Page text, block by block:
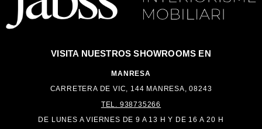
VISITA NUESTROSSHOWROOMS EN
MANRESA
CARRETERA DE VIC, 144 MANRESA, 08243
TEL. 938735266
DE LUNES A VIERNES DE 9 A 13 H Y DE 16 A20 H